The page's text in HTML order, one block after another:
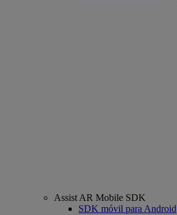
Assist AR Mobile SDK
SDK móvil para Android